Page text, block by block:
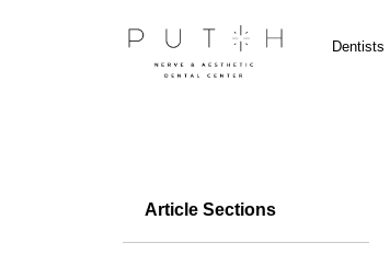
Dentists
Article Sections